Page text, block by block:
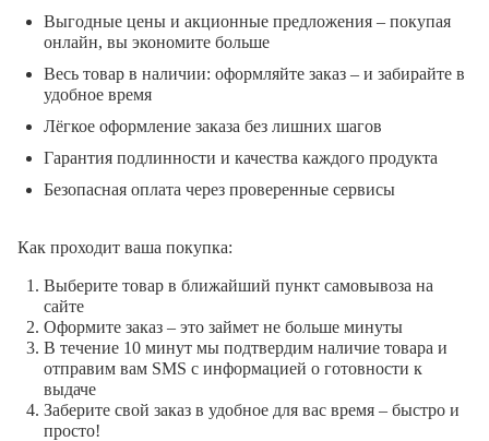
Выгодные цены и акционные предложения – покупая
онлайн, вы экономите больше
Весь товар в наличии: оформляйте заказ – и забирайте в
удобное время
Лёгкое оформление заказа без лишних шагов
Гарантия подлинности и качества каждого продукта
Безопасная оплата через проверенные сервисы
Как проходит ваша покупка:
Выберите товар в ближайший пункт самовывоза на
сайте
Оформите заказ – это займет не больше минуты
В течение 10 минут мы подтвердим наличие товара и
отправим вам SMS с информацией о готовности к
выдаче
Заберите свой заказ в удобное для вас время – быстро и
просто!